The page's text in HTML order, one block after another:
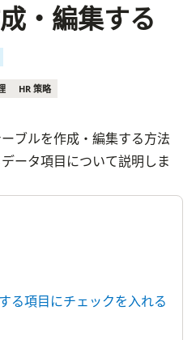
・編集する
HR 策略
ブルを作成・編集する方法
ータ項目について説明しま
る項目にチェックを入れる